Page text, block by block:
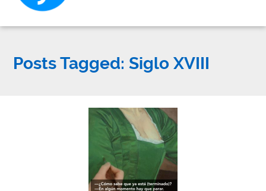
Posts Tagged: Siglo XVIII